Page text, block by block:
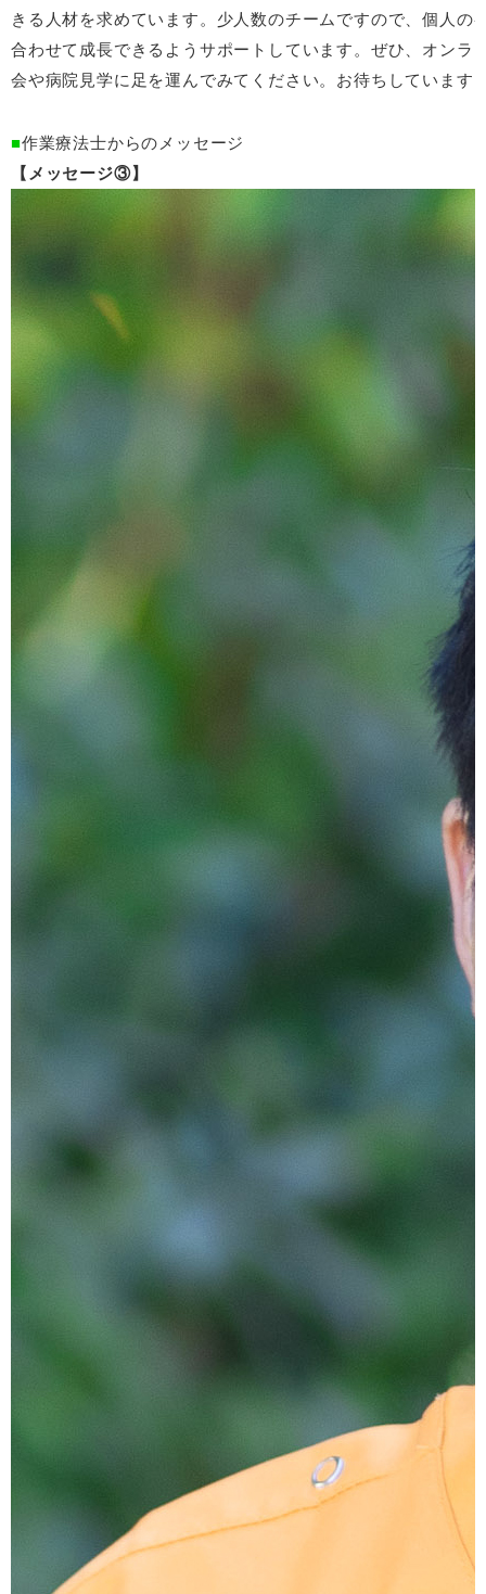
きる人材を求めています。少人数のチームですので、個人の
合わせて成長できるようサポートしています。ぜひ、オンラ
会や病院見学に足を運んでみてください。お待ちしています
作業療法士からのメッセージ
メッセージ③